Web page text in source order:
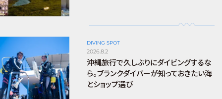
DIVING SPOT
2026.8.2
沖縄旅行で久しぶりにダイビングするな
ら。ブランクダイバーが知っておきたい海
とショップ選び